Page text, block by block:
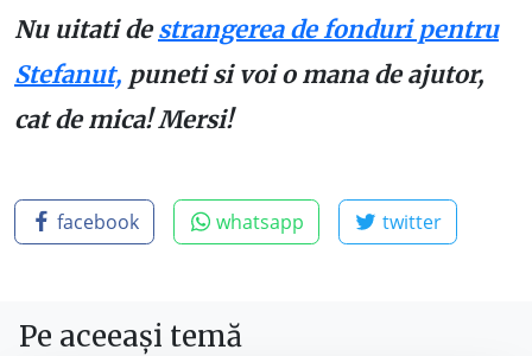
Nu uitati destrangerea de fonduri pentru
Stefanut, puneti si voi o mana de ajutor,
cat de mica! Mersi!
facebook whatsapp twitter
Pe aceeași temă